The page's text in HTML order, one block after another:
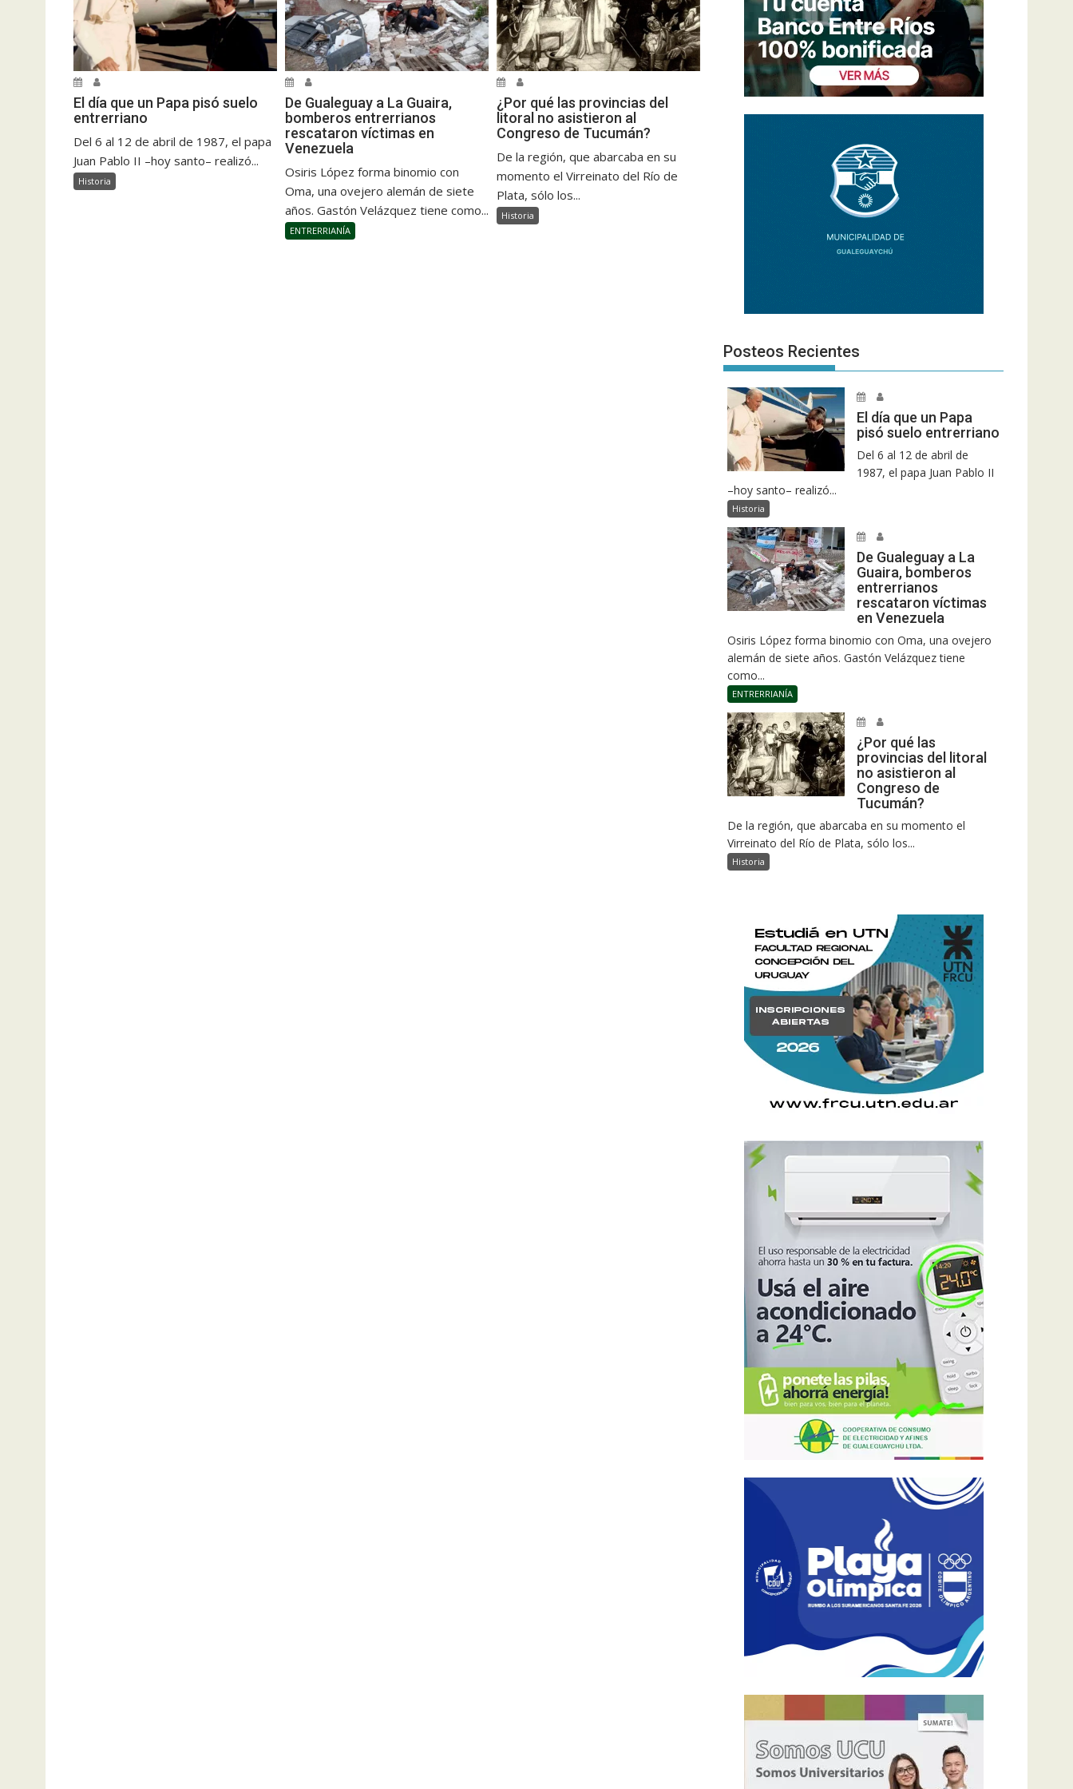
El día que un Papa pisó suelo
entrerriano
Del 6 al 12 de abril de 1987, el papa
Juan Pablo II –hoy santo– realizó...
Historia
De Gualeguay a La Guaira,
bomberos entrerrianos
rescataron víctimas en
Venezuela
Osiris López forma binomio con
Oma, una ovejero alemán de siete
años. Gastón Velázquez tiene como...
ENTRERRIANÍA
¿Por qué las provincias del
litoral no asistieron al
Congreso de Tucumán?
De la región, que abarcaba en su
momento el Virreinato del Río de
Plata, sólo los...
Historia
Posteos Recientes
El día que un Papa
pisó suelo entrerriano
Del 6 al 12 de abril de
1987, el papa Juan Pablo II
–hoy santo– realizó...
Historia
De Gualeguay a La
Guaira, bomberos
entrerrianos
rescataron víctimas
en Venezuela
Osiris López forma binomio con Oma, una ovejero
alemán de siete años. Gastón Velázquez tiene
como...
ENTRERRIANÍA
¿Por qué las
provincias del litoral
no asistieron al
Congreso de
Tucumán?
De la región, que abarcaba en su momento el
Virreinato del Río de Plata, sólo los...
Historia